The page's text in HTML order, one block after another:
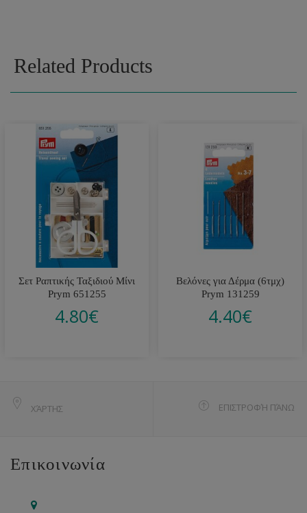
Related Products
Σετ Ραπτικής Ταξιδιού Μίνι
Prym 651255
4.80€
Βελόνες για Δέρμα (6τμχ)
Prym 131259
4.40€
ΧΆΡΤΗΣ ΕΠΙΣΤΡΟΦΉ ΠΆΝΩ
Επικοινωνία